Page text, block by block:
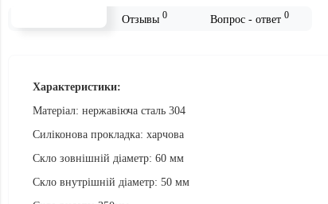
Отзывы 0 Вопрос - ответ 0
Характеристики:
Матеріал: нержавіюча сталь 304
Силіконова прокладка: харчова
Скло зовнішній діаметр: 60 мм
Скло внутрішній діаметр: 50 мм